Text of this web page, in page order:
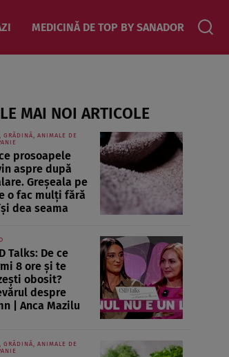
MEDICINĂ DE TOP BY SANADOR
MAI NOI ARTICOLE
GRĂDINĂ, ANIMALE DE
prosoapele
aspre după
Greșeala pe
o fac mulți fără
dea seama
Talks: De ce
8 ore și te
obosit?
despre
| Anca Mazilu
GRĂDINĂ, ANIMALE DE